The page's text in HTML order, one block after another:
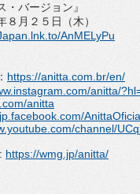
・ バージョン』
８月２５日（木）
AnMELyPu
https://anitta.com. br/en/
instagram.com/anitta/
anitta
facebook.com/
com/channel/
https://wmg.jp/anitta/